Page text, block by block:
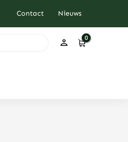
Contact Nieuws